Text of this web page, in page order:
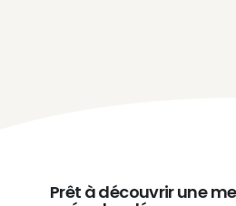
Prêt à découvrir une